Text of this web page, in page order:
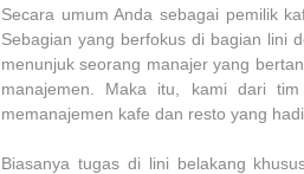
Secara umum Anda sebagai pemilik
Sebagian yang berfokus di bagian lini
menunjuk seorang manajer yang
manajemen. Maka itu, kami dari
memanajemen kafe dan resto yang
Biasanya tugas di lini belakang